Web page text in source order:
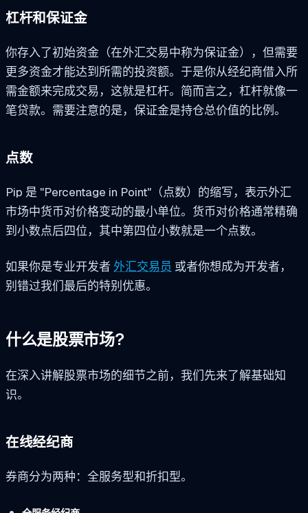
杠杆和保证金
你存入了初始资金（在外汇交易中称为保证金），但需要
更多资金才能达到所需的投资额。于是你从经纪商借入所
需金额来完成交易，这就是杠杆。简而言之，杠杆就像一
笔贷款。需要注意的是，保证金是持仓总价值的比例。
点数
Pip 是 "Percentage in Point"（点数）的缩写，表示外汇
市场中货币对价格变动的最小单位。货币对价格通常精确
到小数点后四位，其中第四位小数就是一个点数。
如果你是专业开发者 外汇交易员 或者你想成为开发者，
别错过我们最后的特别优惠。
什么是股票市场?
在深入讲解股票市场的细节之前，我们先来了解基础知
识。
在线经纪商
券商分为两种：全服务型和折扣型。